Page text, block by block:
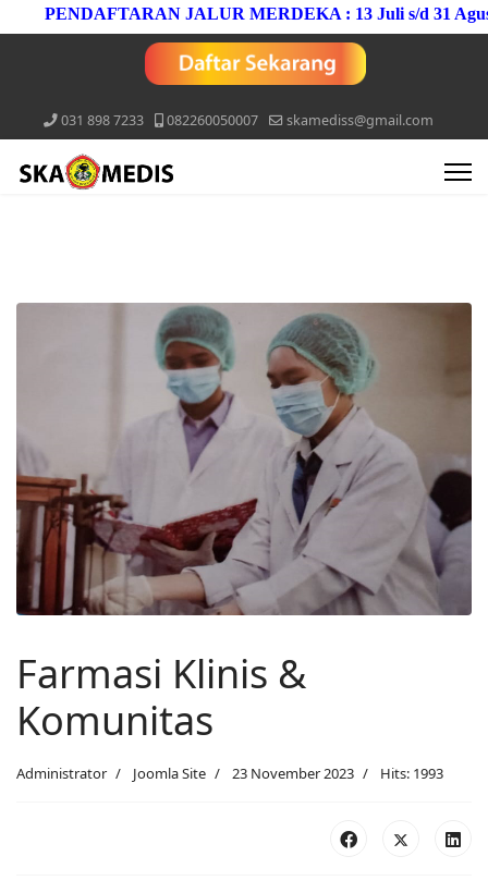
PENDAFTARAN JALUR MERDEKA : 13 Juli s/d 31 Agustus
031 898 7233 082260050007 skamediss@gmail.com
Farmasi Klinis &
Komunitas
Administrator Joomla Site 23 November 2023 Hits: 1993